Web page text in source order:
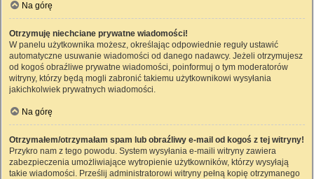
Na górę
Otrzymuję niechciane prywatne wiadomości!
W panelu użytkownika możesz, określając odpowiednie reguły ustawić
automatyczne usuwanie wiadomości od danego nadawcy. Jeżeli otrzymujesz
od kogoś obraźliwe prywatne wiadomości, poinformuj o tym moderatorów
witryny, którzy będą mogli zabronić takiemu użytkownikowi wysyłania
jakichkolwiek prywatnych wiadomości.
Na górę
Otrzymałem/otrzymałam spam lub obraźliwy e-mail od kogoś z tej witryny!
Przykro nam z tego powodu. System wysyłania e-maili witryny zawiera
zabezpieczenia umożliwiające wytropienie użytkowników, którzy wysyłają
takie wiadomości. Prześlij administratorowi witryny pełną kopię otrzymanego